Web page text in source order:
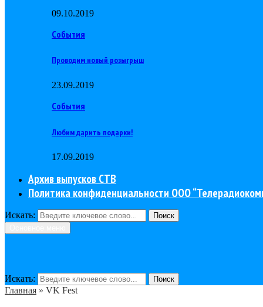
09.10.2019
События
Проводим новый розыгрыш
23.09.2019
События
Любим дарить подарки!
17.09.2019
Архив выпусков СТВ
Политика конфиденциальности ООО
Искать:
Поиск
Искать: Поиск
Главная » VK Fest